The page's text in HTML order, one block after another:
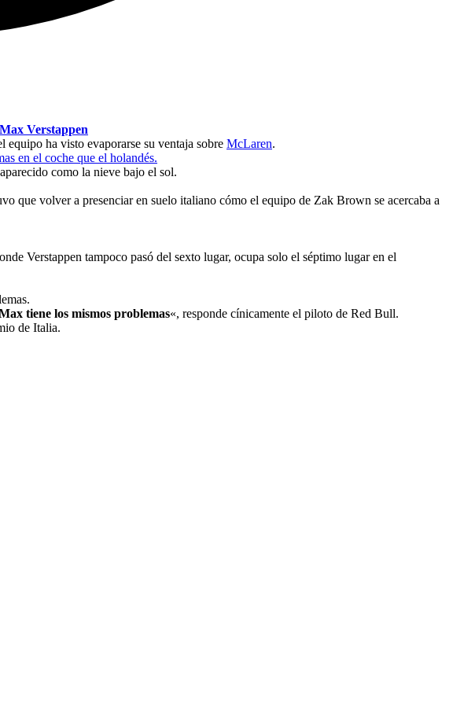
Verstappen
equipo ha visto evaporarse su ventaja sobre McLaren.
en el coche que el holandés.
como la nieve bajo el sol.
que volver a presenciar en suelo italiano cómo el equipo de Zak Brown se acercaba a
Verstappen tampoco pasó del sexto lugar, ocupa solo el séptimo lugar en el
tiene los mismos problemas«, responde cínicamente el piloto de Red Bull.
de Italia.